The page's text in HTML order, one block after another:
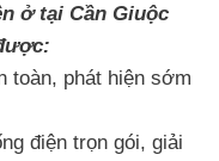
ở tại Cần Giuộc
toàn, phát hiện sớm
điện trọn gói, giải